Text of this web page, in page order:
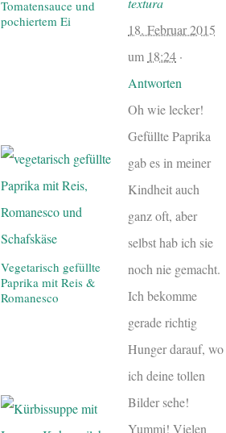
Tomatensauce und
pochiertem Ei
Vegetarisch gefüllte
Paprika mit Reis &
Romanesco
18. Februar 2015
um 18:24 ·
Antworten
Oh wie lecker!
Gefüllte Paprika
gab es in meiner
Kindheit auch
ganz oft, aber
selbst hab ich sie
noch nie gemacht.
Ich bekomme
gerade richtig
Hunger darauf, wo
ich deine tollen
Bilder sehe!
Yummi! Vielen